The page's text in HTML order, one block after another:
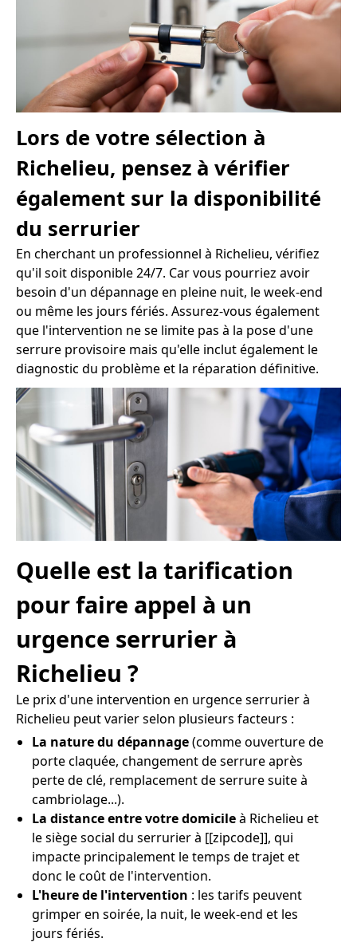
Lors de votre sélection à
Richelieu, pensez à vérifier
également sur la disponibilité
du serrurier
En cherchant un professionnel à Richelieu, vérifiez
qu'il soit disponible 24/7. Car vous pourriez avoir
besoin d'un dépannage en pleine nuit, le week-end
ou même les jours fériés. Assurez-vous également
que l'intervention ne se limite pas à la pose d'une
serrure provisoire mais qu'elle inclut également le
diagnostic du problème et la réparation définitive.
Quelle est la tarification
pour faire appel à un
urgence serrurier à
Richelieu ?
Le prix d'une intervention en urgence serrurier à
Richelieu peut varier selon plusieurs facteurs :
La nature du dépannage(comme ouverture de
porte claquée, changement de serrure après
perte de clé, remplacement de serrure suite à
cambriolage...).
La distance entre votre domicileà Richelieu et
le siège social du serrurier à [[zipcode]], qui
impacte principalement le temps de trajet et
donc le coût de l'intervention.
L'heure de l'intervention : les tarifs peuvent
grimper en soirée, la nuit, le week-end et les
jours fériés.